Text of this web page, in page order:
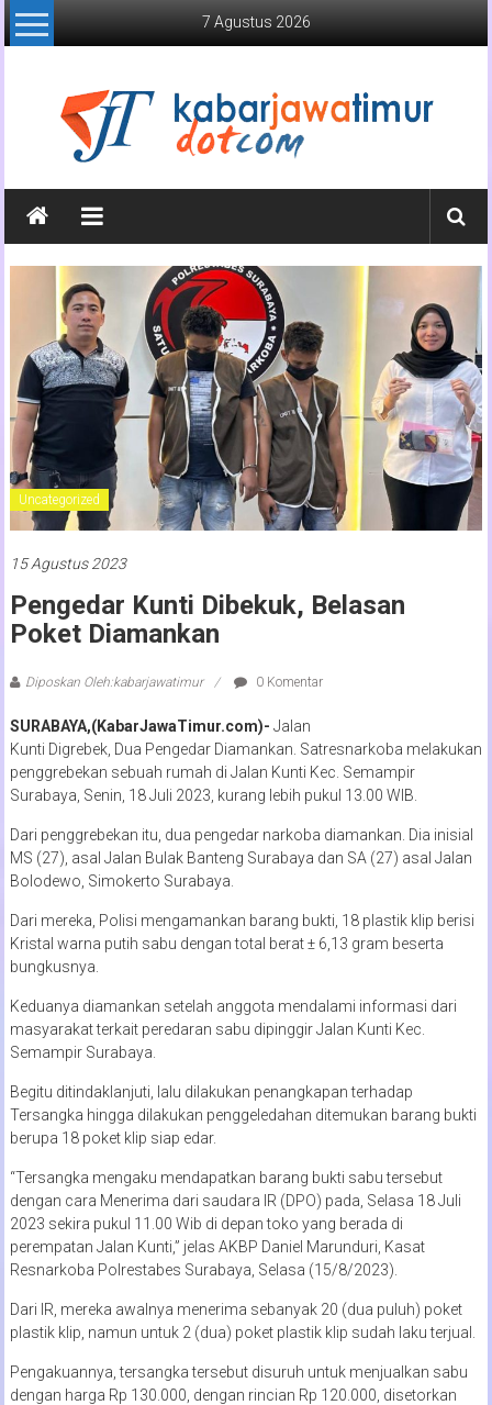
Lompat
ke
7 Agustus 2026
Kabar
Jawa
Timur
Online
Jawa
Timur
Uncategorized
15 Agustus 2023
Pengedar Kunti Dibekuk, Belasan
Poket Diamankan
Diposkan Oleh:kabarjawatimur 0 Komentar
SURABAYA,(KabarJawaTimur.com)- Jalan
Kunti Digrebek, Dua Pengedar Diamankan. Satresnarkoba melakukan
penggrebekan sebuah rumah di Jalan Kunti Kec. Semampir
Surabaya, Senin, 18 Juli 2023, kurang lebih pukul 13.00 WIB.
Dari penggrebekan itu, dua pengedar narkoba diamankan. Dia inisial
MS (27), asal Jalan Bulak Banteng Surabaya dan SA (27) asal Jalan
Bolodewo, Simokerto Surabaya.
Dari mereka, Polisi mengamankan barang bukti, 18 plastik klip berisi
Kristal warna putih sabu dengan total berat ± 6,13 gram beserta
bungkusnya.
Keduanya diamankan setelah anggota mendalami informasi dari
masyarakat terkait peredaran sabu dipinggir Jalan Kunti Kec.
Semampir Surabaya.
Begitu ditindaklanjuti, lalu dilakukan penangkapan terhadap
Tersangka hingga dilakukan penggeledahan ditemukan barang bukti
berupa 18 poket klip siap edar.
“Tersangka mengaku mendapatkan barang bukti sabu tersebut
dengan cara Menerima dari saudara IR (DPO) pada, Selasa 18 Juli
2023 sekira pukul 11.00 Wib di depan toko yang berada di
perempatan Jalan Kunti,” jelas AKBP Daniel Marunduri, Kasat
Resnarkoba Polrestabes Surabaya, Selasa (15/8/2023).
Dari IR, mereka awalnya menerima sebanyak 20 (dua puluh) poket
plastik klip, namun untuk 2 (dua) poket plastik klip sudah laku terjual.
Pengakuannya, tersangka tersebut disuruh untuk menjualkan sabu
dengan harga Rp 130.000, dengan rincian Rp 120.000, disetorkan